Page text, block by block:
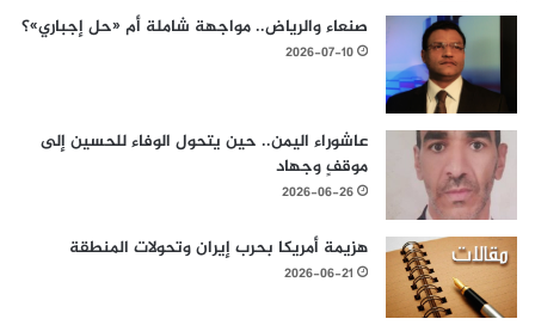
صنعاء والرياض.. مواجهة شاملة أم «حل إجباري»؟
2026-07-10
عاشوراء اليمن.. حين يتحول الوفاء للحسين إلى
موقفٍ وجهاد
2026-06-26
هزيمة أمريكا بحرب إيران وتحولات المنطقة
2026-06-21